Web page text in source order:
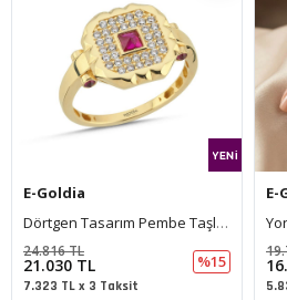
E-Goldia
Yonca Taşlı Tasarım Yüzük
16.753 TL
19.768 TL
%15
5.833 TL x 3 Taksit